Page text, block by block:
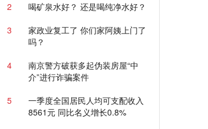
2
喝矿泉水好？ 还是喝纯净水好？
3
家政业复工了 你们家阿姨上门了
吗？
4
南京警方破获多起伪装房屋“中
介”进行诈骗案件
5
一季度全国居民人均可支配收入
8561元 同比名义增长0.8%